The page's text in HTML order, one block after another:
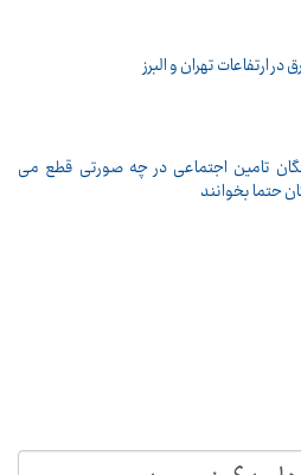
در ارتفاعات تهران و البرز
تامین اجتماعی در چه صورتی قطع می
حتما بخوانند